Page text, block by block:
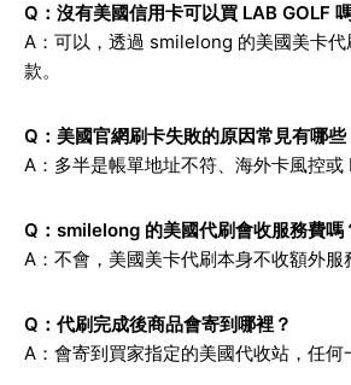
Q：沒有美國信用卡可以買 LAB GOLF
A：可以，透過 smilelong 的美國美卡
款。
Q：美國官網刷卡失敗的原因常見有哪些
A：多半是帳單地址不符、海外卡風控或
Q：smilelong 的美國代刷會收服務費嗎
A：不會，美國美卡代刷本身不收額外服
Q：代刷完成後商品會寄到哪裡？
A：會寄到買家指定的美國代收站，任何